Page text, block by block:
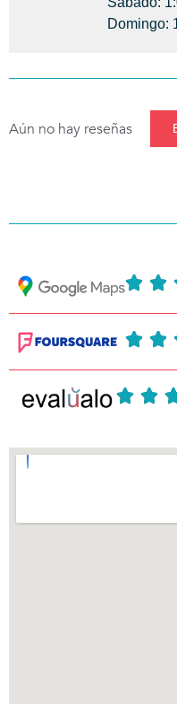
Domingo:
Aún no hay reseñas